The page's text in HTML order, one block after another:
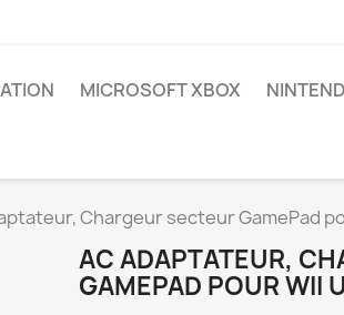
MICROSOFT XBOX
Chargeur secteur GamePad
AC ADAPTATEUR,
GAMEPAD POUR WII U